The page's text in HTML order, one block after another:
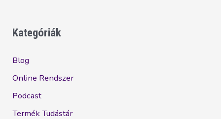
Kategóriák
Blog
Online Rendszer
Podcast
Termék Tudástár